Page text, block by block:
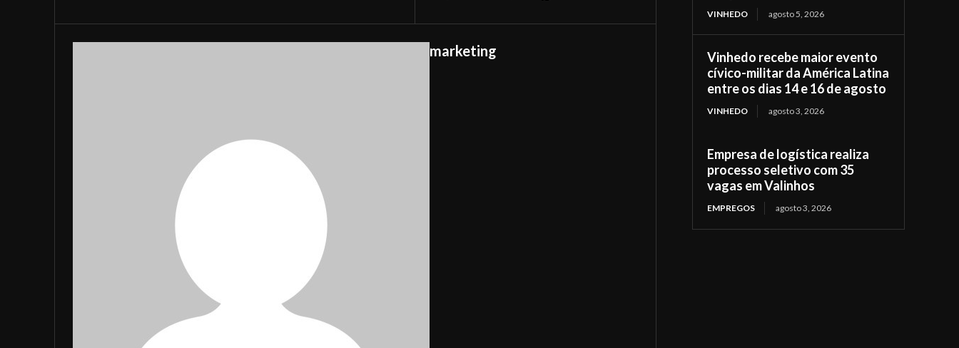
marketing
VINHEDO agosto 5, 2026
Vinhedo recebe maior evento
cívico-militar da América Latina
entre os dias 14 e 16 de agosto
VINHEDO agosto 3, 2026
Empresa de logística realiza
processo seletivo com 35
vagas em Valinhos
EMPREGOS agosto 3, 2026